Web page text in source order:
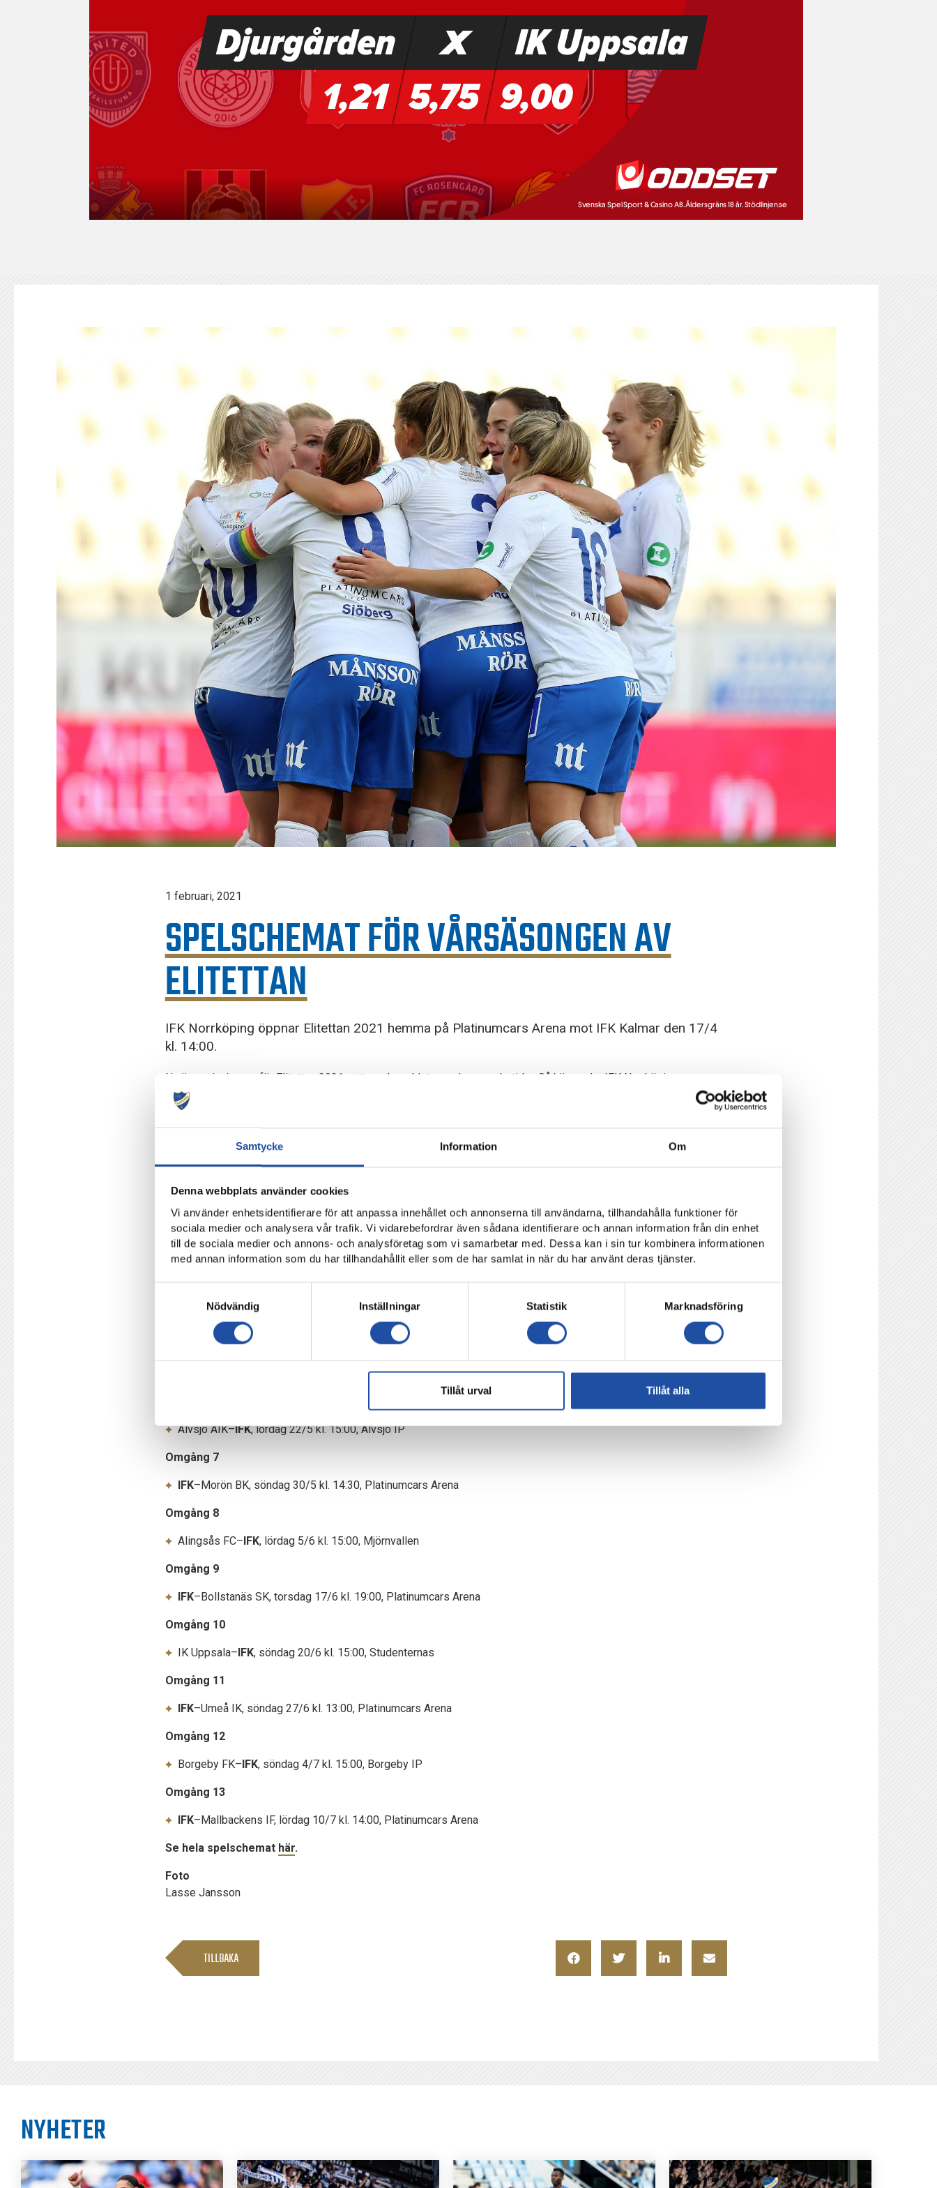
Samtycke Information Om
Denna webbplats använder cookies
Vi använder enhetsidentifierare för att anpassa innehållet och annonserna till användarna, tillhandahålla funktioner för
sociala medier och analysera vår trafik. Vi vidarebefordrar även sådana identifierare och annan information från din enhet
till de sociala medier och annons- och analysföretag som vi samarbetar med. Dessa kan i sin tur kombinera informationen
med annan information som du har tillhandahållit eller som de har samlat in när du har använt deras tjänster.
Nödvändig
Inställningar Statistik Marknadsföring
Tillåt urval Tillåt alla
125-IFKARE
1 februari, 2021
SPELSCHEMAT FÖR VÅRSÄSONGEN AV
ELITETTAN
IFK Norrköping öppnar Elitettan 2021 hemma på Platinumcars Arena mot IFK Kalmar den 17/4
kl. 14:00.
Nu är spelschemat för Elitettan 2021 satt med speldatum och avsparkstider. Så här spelar IFK Norrköping
vårsäsongen.
–IFK Kalmar, lördag 17/4 kl. 14:00, Platinumcars Arena
Lidköpings FK– IFK , lördag 24/4 kl. 14:00, Framnäs IP
Omgång 3
IFK –Sundsvalls DFF, lördag 1/5 kl. 17:00, Platinumcars Arena
Omgång 5
–BP, lördag 15/5, Platinumcars Arena
Älvsjö AIK–IFK, lördag 22/5 kl. 15:00, Älvsjö IP
Omgång 7
IFK–Morön BK, söndag 30/5 kl. 14:30, Platinumcars Arena
Omgång 8
Alingsås FC–IFK, lördag 5/6 kl. 15:00, Mjörnvallen
Omgång 9
IFK–Bollstanäs SK, torsdag 17/6 kl. 19:00, Platinumcars Arena
Omgång 10
IK Uppsala–IFK, söndag 20/6 kl. 15:00, Studenternas
Omgång 11
IFK–Umeå IK, söndag 27/6 kl. 13:00, Platinumcars Arena
Omgång 12
Borgeby FK–IFK, söndag 4/7 kl. 15:00, Borgeby IP
Omgång 13
IFK–Mallbackens IF, lördag 10/7 kl. 14:00, Platinumcars Arena
Se hela spelschemat här.
Foto
Lasse Jansson
TILLBAKA
NYHETER